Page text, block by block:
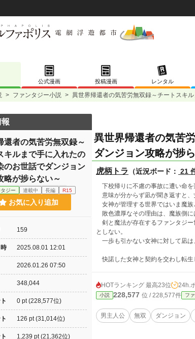
公式漫画 投稿漫画 レンタル
> ファンタジー小説 > 異世界帰還者の気苦労無双録～チートスキ
異世界帰還者の気苦
ダンジョン攻略が捗
虎柄トラ （近況ボード： 21
下校帰りに不慮の事故に遭い命を
意味が分からず凪が聞き返すと、
女神が管理する世界ではいま魔族
敗色濃厚なその理由は、魔族側に
剣と魔法が存在するファンタジー
としない。
一歩も引かない女神に対して凪は
快諾した女神と契約を交わし転
HOTランキング 最高23位 24h.
小説 228,577 位 / 228,577件 フ
男主人公 無双 ダンジョン
還者の気苦労無双録～
キルまで手に入れたの
のお世話でダンジョン
略が捗らない～
ジー 連載中 長編 R15
お気に入り追加
159
2025.08.01 12:01
2026.01.26 07:50
348,044
0 pt (228,577位)
126 pt (31,014位)
1,239 pt (21,362位)